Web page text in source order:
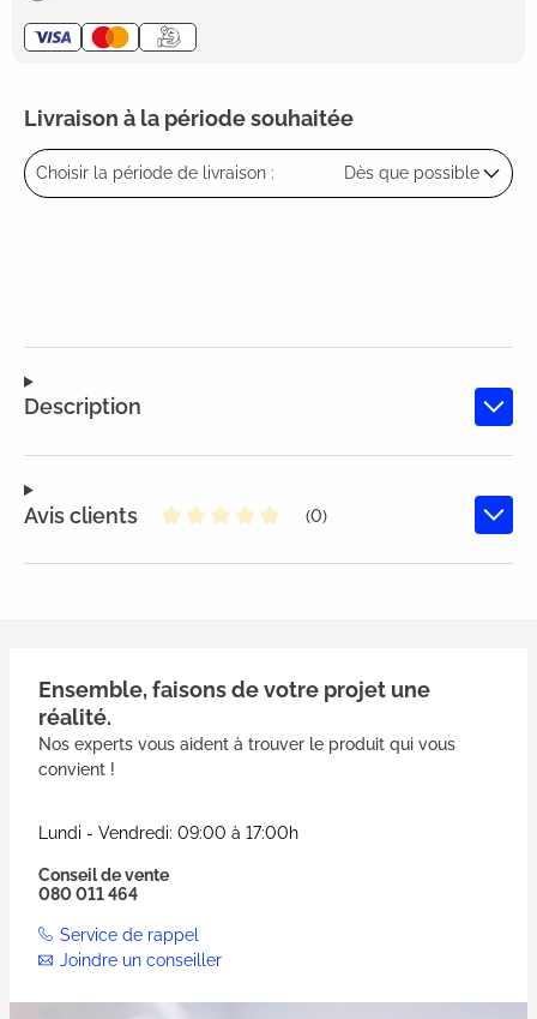
Livraison à la période souhaitée
Choisir la période de livraison : Dès que possible
Description
Avis clients
(0)
Ensemble, faisons de votre projet une
réalité.
Nos experts vous aident à trouver le produit qui vous
convient !
Lundi - Vendredi: 09:00 à 17:00h
Conseil de vente
080 011 464
Service de rappel
Joindre un conseiller